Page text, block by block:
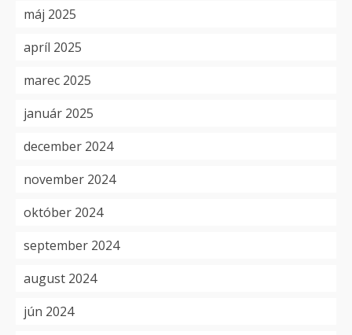
máj 2025
apríl 2025
marec 2025
január 2025
december 2024
november 2024
október 2024
september 2024
august 2024
jún 2024